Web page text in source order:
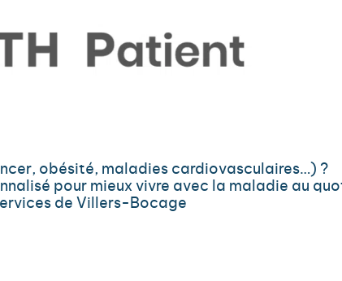
obésité, maladies cardiovasculaires…) ?
pour mieux vivre avec la maladie au
de Villers-Bocage